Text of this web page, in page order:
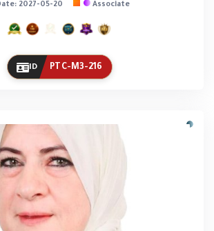
2027-05-20
Associate
ID PTC-M3-216